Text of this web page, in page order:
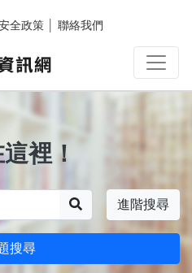
全政策 聯絡我們
裡！
進階搜尋
搜尋